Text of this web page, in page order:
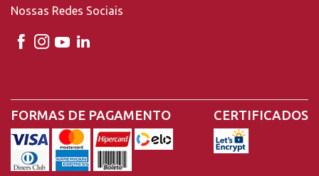
Nossas Redes Sociais
FORMAS DE PAGAMENTO CERTIFICADOS